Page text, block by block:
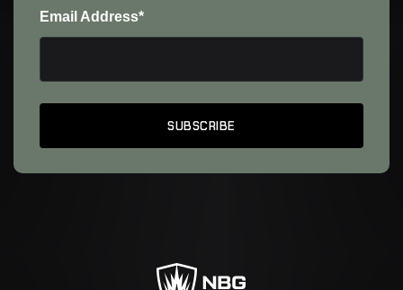
Email Address*